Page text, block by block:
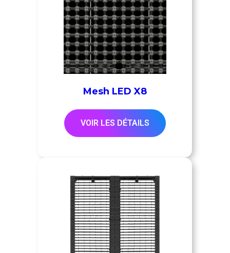
Mesh LED X8
VOIR LES DÉTAILS